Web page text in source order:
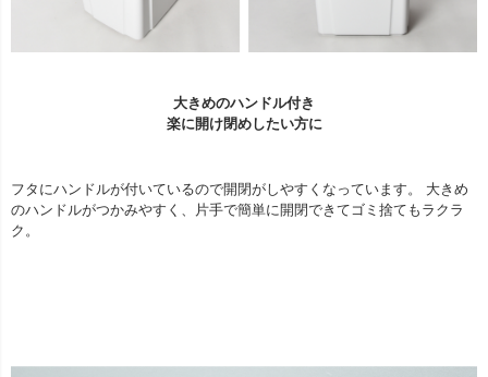
大きめのハンドル付き
楽に開け閉めしたい方に
フタにハンドルが付いているので開閉がしやすくなっています。 大きめ
のハンドルがつかみやすく、片手で簡単に開閉できてゴミ捨てもラクラ
ク。